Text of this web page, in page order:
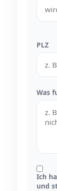
PLZ
Was
Ich
und